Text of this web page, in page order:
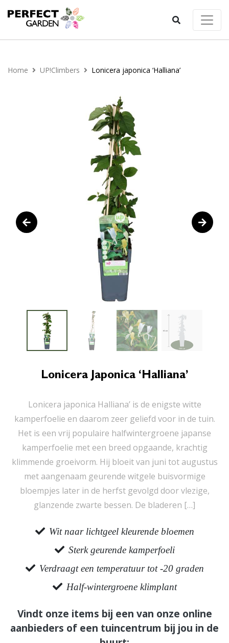
Home UP!Climbers Lonicera japonica ‘Halliana’
Lonicera Japonica ‘Halliana’
Lonicera japonica Halliana’ is de enigste witte
kamperfoelie en daarom zeer geliefd voor in de tuin.
Het is een vrij populaire halfwintergroene japanse
kamperfoelie met een breed opgaande, krachtig
klimmende groeivorm. Hij bloeit van juni tot augustus
met aangenaam geurende witgele buisvormige
bloempjes later in de herfst gevolgd door vlezige,
glanzende zwarte bessen. De bladeren […]
Wit naar lichtgeel kleurende bloemen
Sterk geurende kamperfoeli
Verdraagt een temperatuur tot -20 graden
Half-wintergroene klimplant
Vindt onze items bij een van onze online
aanbieders of een tuincentrum bij jou in de